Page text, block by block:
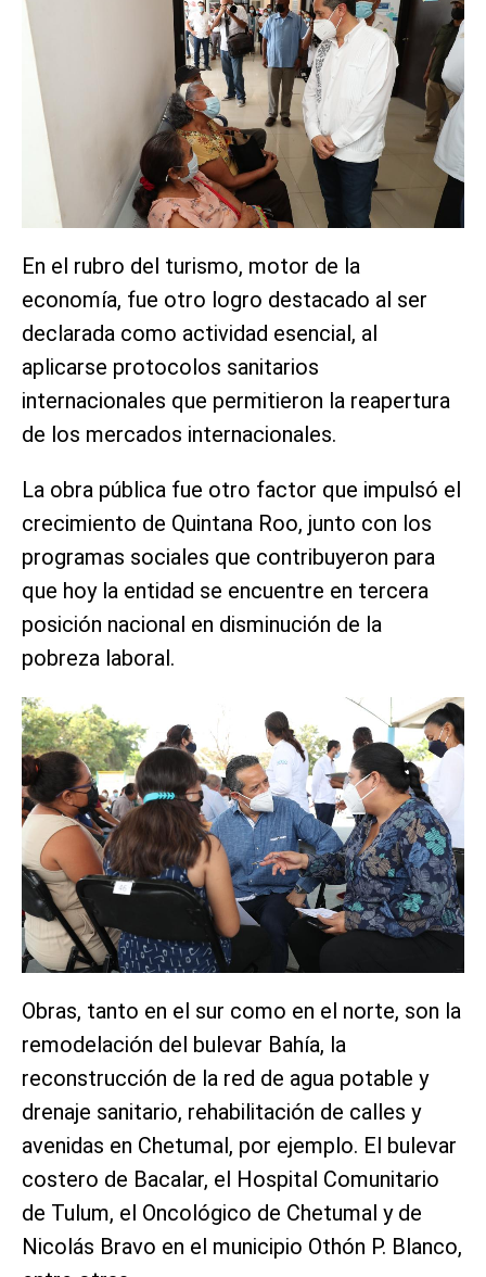
En el rubro del turismo, motor de la
economía, fue otro logro destacado al ser
declarada como actividad esencial, al
aplicarse protocolos sanitarios
internacionales que permitieron la reapertura
de los mercados internacionales.
La obra pública fue otro factor que impulsó el
crecimiento de Quintana Roo, junto con los
programas sociales que contribuyeron para
que hoy la entidad se encuentre en tercera
posición nacional en disminución de la
pobreza laboral.
Obras, tanto en el sur como en el norte, son la
remodelación del bulevar Bahía, la
reconstrucción de la red de agua potable y
drenaje sanitario, rehabilitación de calles y
avenidas en Chetumal, por ejemplo. El bulevar
costero de Bacalar, el Hospital Comunitario
de Tulum, el Oncológico de Chetumal y de
Nicolás Bravo en el municipio Othón P. Blanco,